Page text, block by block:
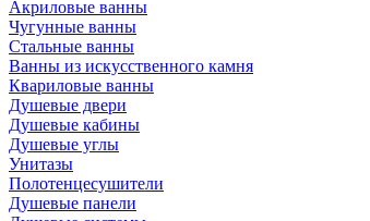
Акриловые ванны
Чугунные ванны
Стальные ванны
Ванны из искусственного камня
Квариловые ванны
Душевые двери
Душевые кабины
Душевые углы
Унитазы
Полотенцесушители
Душевые панели